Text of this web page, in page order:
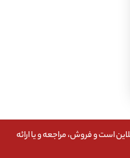
است و فروش، مراجعه و یا ارائه